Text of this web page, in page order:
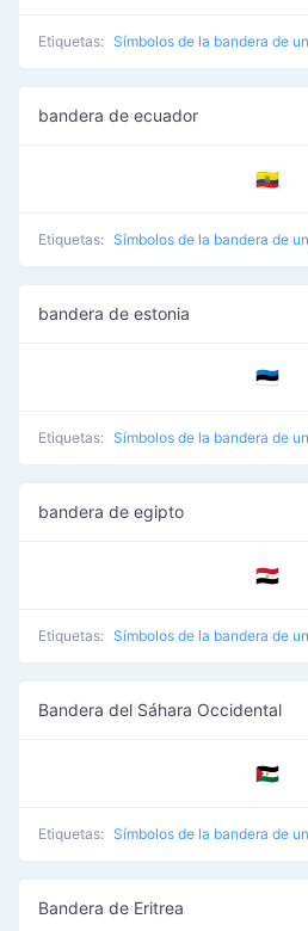
Etiquetas: Símbolos de la bandera de
bandera de ecuador
🇪🇨
Etiquetas: Símbolos de la bandera de
bandera de estonia
🇪🇪
Etiquetas: Símbolos de la bandera de
bandera de egipto
🇪🇬
Etiquetas: Símbolos de la bandera de
Bandera del Sáhara Occidental
🇪🇭
Etiquetas: Símbolos de la bandera de
Bandera de Eritrea